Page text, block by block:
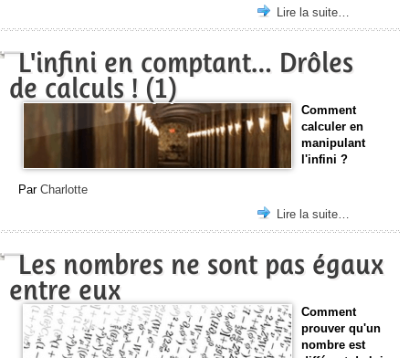
Lire la suite…
L'infini en comptant… Drôles
de calculs ! (1)
Comment
calculer en
manipulant
l'infini ?
Par Charlotte
Lire la suite…
Les nombres ne sont pas égaux
entre eux
Comment
prouver qu'un
nombre est